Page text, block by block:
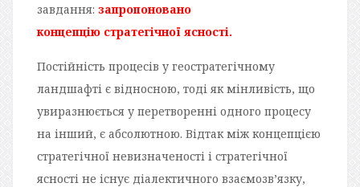
завдання: запропоновано
концепцію стратегічної ясності.
Постійність процесів у геостратегічному
ландшафті є відносною, тоді як мінливість, що
увиразнюється у перетворенні одного процесу
на інший, є абсолютною. Відтак між концепцією
стратегічної невизначеності і стратегічної
ясності не існує діалектичного взаємозв’язку,